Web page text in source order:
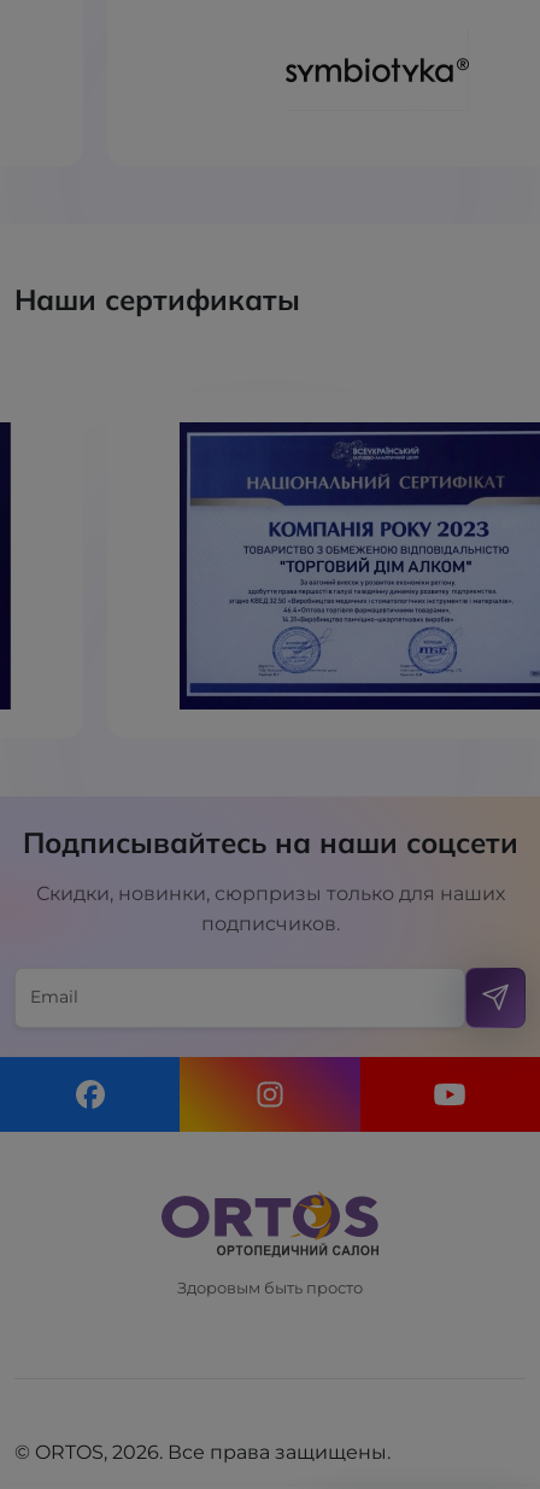
Наши сертификаты
Подписывайтесь на наши соцсети
Скидки, новинки, сюрпризы только для наших
подписчиков.
Здоровым быть просто
© ORTOS, 2026. Все права защищены.